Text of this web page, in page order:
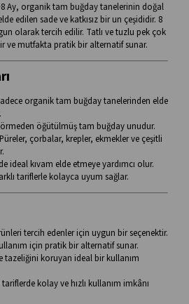
Ay, organik tam buğday tanelerinin doğal
edilen sade ve katkısız bir un çeşididir. 8
olarak tercih edilir. Tatlı ve tuzlu pek çok
ve mutfakta pratik bir alternatif sunar.
organik tam buğday tanelerinden elde
öğütülmüş tam buğday unudur.
Püreler, çorbalar, krepler, ekmekler ve çeşitli
ideal kıvam elde etmeye yardımcı olur.
tariflerle kolayca uyum sağlar.
tercih edenler için uygun bir seçenektir.
için pratik bir alternatif sunar.
tazeliğini koruyan ideal bir kullanım
kolay ve hızlı kullanım imkânı